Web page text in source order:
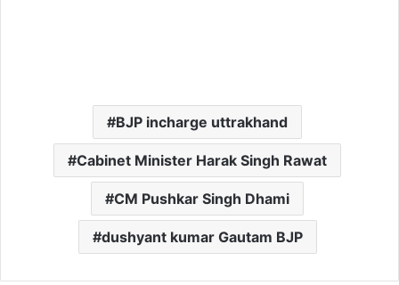
BJP incharge uttrakhand
Cabinet Minister Harak Singh Rawat
CM Pushkar Singh Dhami
dushyant kumar Gautam BJP